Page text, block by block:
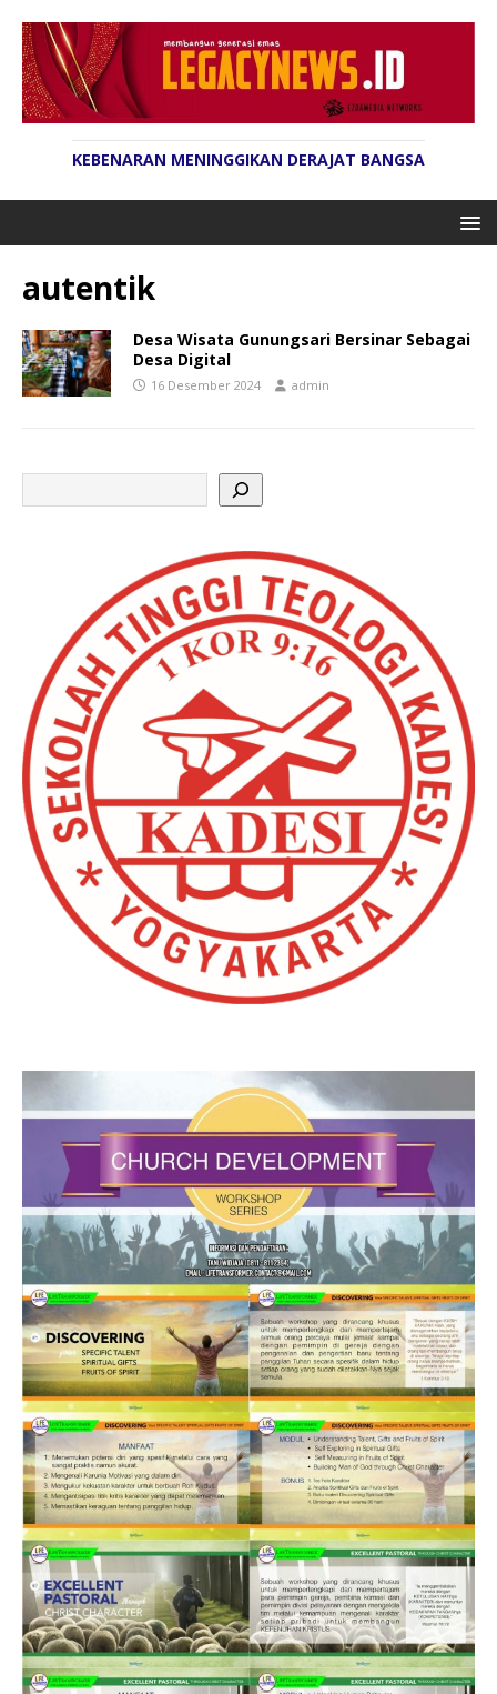
KEBENARAN MENINGGIKAN DERAJAT BANGSA
autentik
Desa Wisata Gunungsari Bersinar Sebagai
Desa Digital
16 Desember 2024 admin